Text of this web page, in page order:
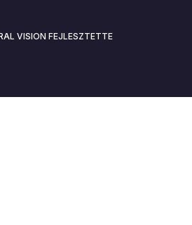
VISION FEJLESZTETTE